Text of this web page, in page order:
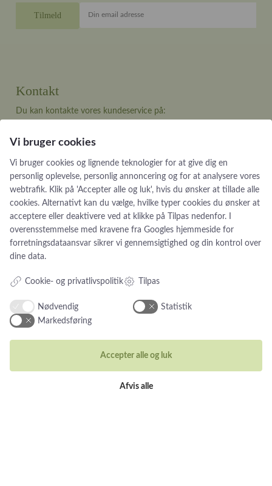
Kontakt
Du kan kontakte vores kundeservice på:
design@castens.com
Telefon & mail besvares I tidsrummet:
Tirsdag – Fredag: 10.00 – 17.00
Lørdag: 11:00 – 15:00
Handelsbetingelser
Cookiebetingelser og privatlivspolitik
Persondatapolitik
Smykker
Din email adresse
Vi bruger cookies
Vi bruger cookies og lignende teknologier for at give dig en
personlig oplevelse, personlig annoncering og for at analysere vores
webtrafik. Klik på 'Accepter alle og luk', hvis du ønsker at tillade alle
cookies. Alternativt kan du vælge, hvilke typer cookies du ønsker at
acceptere eller deaktivere ved at klikke på Tilpas nedenfor. I
overensstemmelse med kravene fra Googles hjemmeside for
forretningsdataansvar sikrer vi gennemsigtighed og din kontrol over
dine data.
Cookie- og privatlivspolitik Tilpas
Nødvendig
Statistik
Markedsføring
Afvis alle
Accepter alle og luk